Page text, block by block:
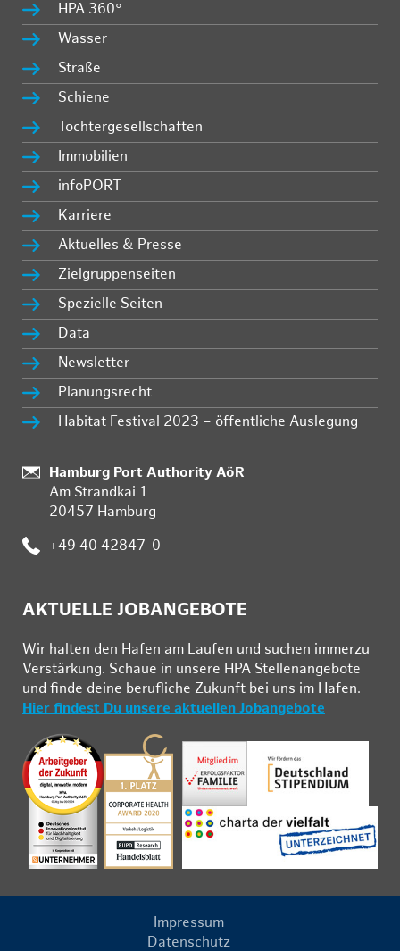
HPA 360°
Wasser
Straße
Schiene
Tochtergesellschaften
Immobilien
infoPORT
Karriere
Aktuelles & Presse
Zielgruppenseiten
Spezielle Seiten
Data
Newsletter
Planungsrecht
Habitat Festival 2023 – öffentliche Auslegung
:
Hamburg Port Authority AöR
Am Strandkai 1
20457 Hamburg
: +49 40 42847-0
AKTUELLE JOBANGEBOTE
Wir hal­ten den Ha­fen am Lau­fen und su­chen im­mer­zu
Ver­stär­kung. Schau­e in un­se­re HPA Stel­len­an­ge­bo­te
und fin­de deine be­ruf­li­che Zu­kunft bei uns im Ha­fen.
Hier findest Du unsere aktuellen Jobangebote
Impressum
Datenschutz